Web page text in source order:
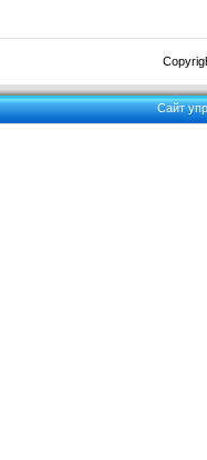
Сайт